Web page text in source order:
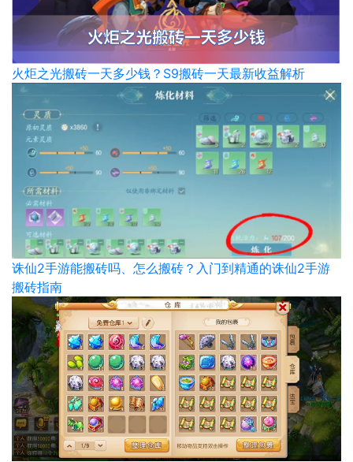
火炬之光搬砖一天多少钱？S9搬砖一天最新收益解析
诛仙2手游能搬砖吗、怎么搬砖？入门到精通的诛仙2手游
搬砖指南